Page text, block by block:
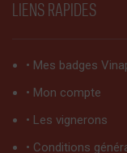
LIENS RAPIDES
• Mes badges
• Mon compte
• Les vignerons
• Conditions